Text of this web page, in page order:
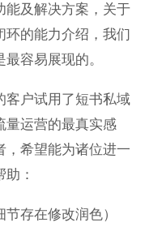
能及解决方案，关于
环的能力介绍，我们
容易展现的。
客户试用了短书私域
量运营的最真实感
，希望能为诸位进一
：
存在修改润色）